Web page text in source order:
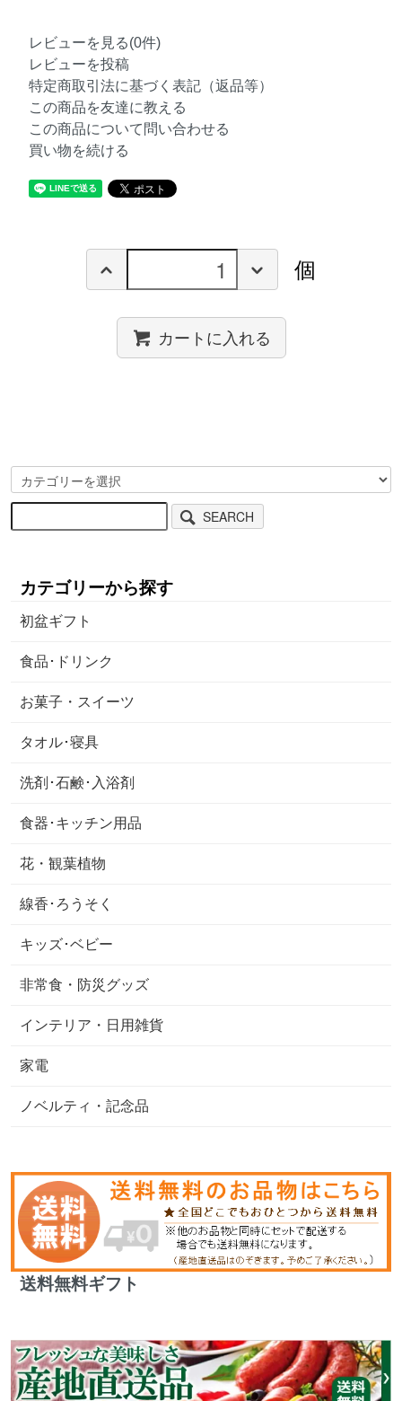
レビューを見る(0件)
レビューを投稿
特定商取引法に基づく表記（返品等）
この商品を友達に教える
この商品について問い合わせる
買い物を続ける
個
カートに入れる
SEARCH
カテゴリーから探す
初盆ギフト
食品･ドリンク
お菓子・スイーツ
タオル･寝具
洗剤･石鹸･入浴剤
食器･キッチン用品
花・観葉植物
線香･ろうそく
キッズ･ベビー
非常食・防災グッズ
インテリア・日用雑貨
家電
ノベルティ・記念品
送料無料ギフト